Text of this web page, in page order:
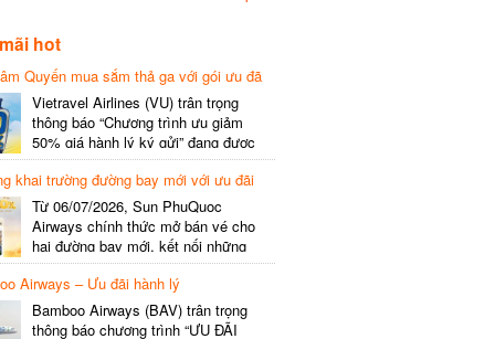
hot
Quyến mua sắm thả ga với gói ưu đã
gói cước
Vietravel Airlines (VU) trân trọng
thông báo “Chương trình ưu giảm
50% giá hành lý ký gửi” đang được
triển khai cho đường bay quốc tế mới
kết nối từ TP. Hồ Chí Minh
(SGN) đi Thâm Quyến – Trung Quốc
(SZX), chi tiết như sau: LỊCH BAY
CHI TIẾT Đường bay SHCB Giờ khởi
hành Giờ đến Tần suất…
khai trường đường bay mới với ưu đãi
Từ 06/07/2026, Sun PhuQuoc
Airways chính thức mở bán vé cho
hai đường bay mới, kết nối những
điểm đến giàu trải nghiệm, giúp hành
khách khám phá vẻ đẹp thiên nhiên
và văn hóa của miền Trung Việt Nam.
Thông tin đường bay mới Đường bay
Airways – Ưu đãi hành lý
Bamboo Airways (BAV) trân trọng
thông báo chương trình “ƯU ĐÃI